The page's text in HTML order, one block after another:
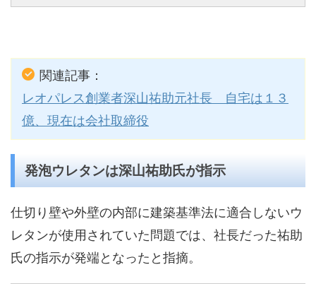
関連記事：
レオパレス創業者深山祐助元社長 自宅は１３
億、現在は会社取締役
発泡ウレタンは深山祐助氏が指示
仕切り壁や外壁の内部に建築基準法に適合しないウ
レタンが使用されていた問題では、社長だった祐助
氏の指示が発端となったと指摘。